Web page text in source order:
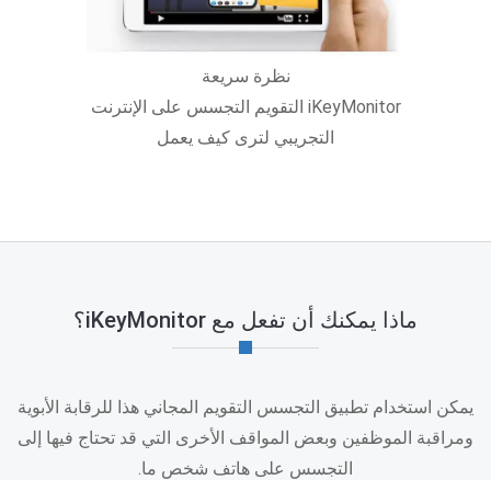
نظرة سريعة
iKeyMonitor التقويم التجسس على الإنترنت
التجريبي لترى كيف يعمل
ماذا يمكنك أن تفعل مع iKeyMonitor؟
يمكن استخدام تطبيق التجسس التقويم المجاني هذا للرقابة الأبوية
ومراقبة الموظفين وبعض المواقف الأخرى التي قد تحتاج فيها إلى
التجسس على هاتف شخص ما.